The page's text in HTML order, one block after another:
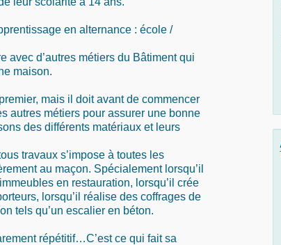
en alternance : école /
avec d’autres métiers du Bâtiment qui
maison.
mais il doit avant de commencer
autres métiers pour assurer une bonne
des différents matériaux et leurs
travaux s’impose à toutes les
au maçon. Spécialement lorsqu’il
en restauration, lorsqu’il crée
lorsqu’il réalise des coffrages de
tels qu’un escalier en béton.
répétitif…C’est ce qui fait sa